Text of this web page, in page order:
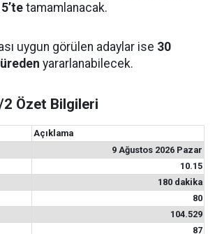
tamamlanacak.
uygun görülen adaylar ise 30
yararlanabilecek.
2 Özet Bilgileri
Açıklama
9 Ağustos 2026 Pazar
10.15
180 dakika
80
104.529
87